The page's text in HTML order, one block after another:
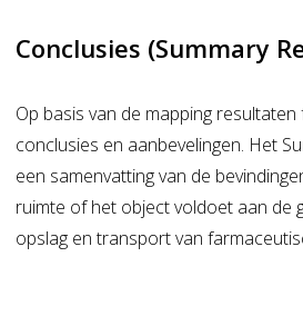
Conclusies (Summary
Op basis van de mapping
conclusies en aanbevelingen. Het
een samenvatting van de
ruimte of het object voldoet aan de
opslag en transport van